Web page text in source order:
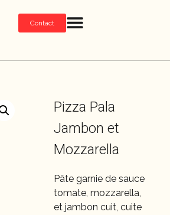
Contact
Pizza Pala
Jambon et
Mozzarella
Pâte garnie de sauce
tomate, mozzarella,
et jambon cuit, cuite